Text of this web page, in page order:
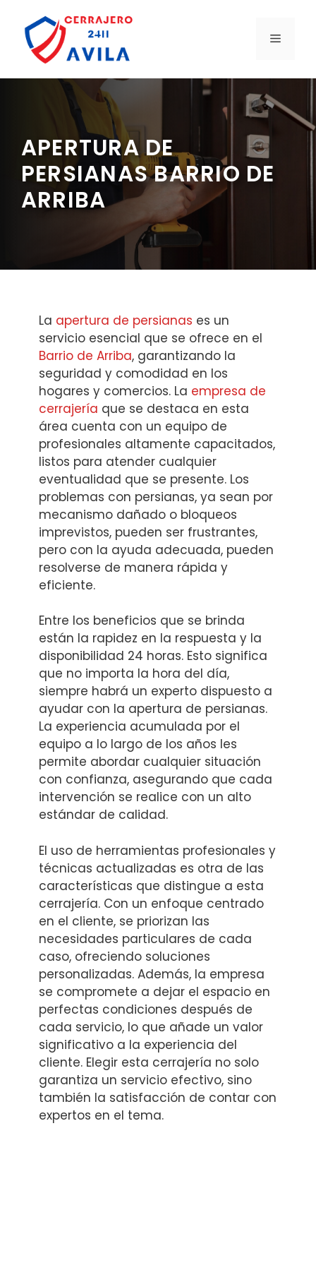
contenido
MENÚ
APERTURA DE
PERSIANAS BARRIO DE
ARRIBA
La apertura de persianas es un
servicio esencial que se ofrece en el
Barrio de Arriba, garantizando la
seguridad y comodidad en los
hogares y comercios. La empresa de
cerrajería que se destaca en esta
área cuenta con un equipo de
profesionales altamente capacitados,
listos para atender cualquier
eventualidad que se presente. Los
problemas con persianas, ya sean por
mecanismo dañado o bloqueos
imprevistos, pueden ser frustrantes,
pero con la ayuda adecuada, pueden
resolverse de manera rápida y
eficiente.
Entre los beneficios que se brinda
están la rapidez en la respuesta y la
disponibilidad 24 horas. Esto significa
que no importa la hora del día,
siempre habrá un experto dispuesto a
ayudar con la apertura de persianas.
La experiencia acumulada por el
equipo a lo largo de los años les
permite abordar cualquier situación
con confianza, asegurando que cada
intervención se realice con un alto
estándar de calidad.
El uso de herramientas profesionales y
técnicas actualizadas es otra de las
características que distingue a esta
cerrajería. Con un enfoque centrado
en el cliente, se priorizan las
necesidades particulares de cada
caso, ofreciendo soluciones
personalizadas. Además, la empresa
se compromete a dejar el espacio en
perfectas condiciones después de
cada servicio, lo que añade un valor
significativo a la experiencia del
cliente. Elegir esta cerrajería no solo
garantiza un servicio efectivo, sino
también la satisfacción de contar con
expertos en el tema.